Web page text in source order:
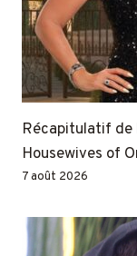
Récapitulatif de
Housewives of
7 août 2026